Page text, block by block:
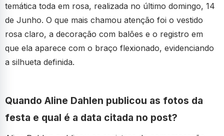
temática toda em rosa, realizada no último domingo, 14
de Junho. O que mais chamou atenção foi o vestido
rosa claro, a decoração com balões e o registro em
que ela aparece com o braço flexionado, evidenciando
a silhueta definida.
Quando Aline Dahlen publicou as fotos da
festa e qual é a data citada no post?